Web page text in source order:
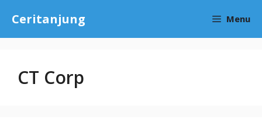
content
Ceritanjung Menu
CT Corp